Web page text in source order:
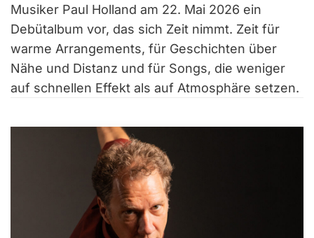
Musiker Paul Holland am 22. Mai 2026 ein
Debütalbum vor, das sich Zeit nimmt. Zeit für
warme Arrangements, für Geschichten über
Nähe und Distanz und für Songs, die weniger
auf schnellen Effekt als auf Atmosphäre setzen.